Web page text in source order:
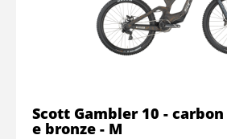
Scott Gambler 10 -
e bronze - M